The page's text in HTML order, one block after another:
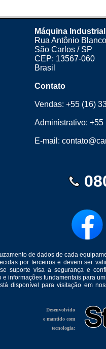
Máquina Industrial
Rua Antônio
São Carlos / SP
CEP: 13567-060
Brasil
Contato
Vendas:+55 (16)
Administrativo:+55
E-mail:
de dados de cada
por terceiros e devem ser
suporte visa a segurança e
informações fundamentais para
disponível para visitação em
Desenvolvido
e mantido com
tecnologia: